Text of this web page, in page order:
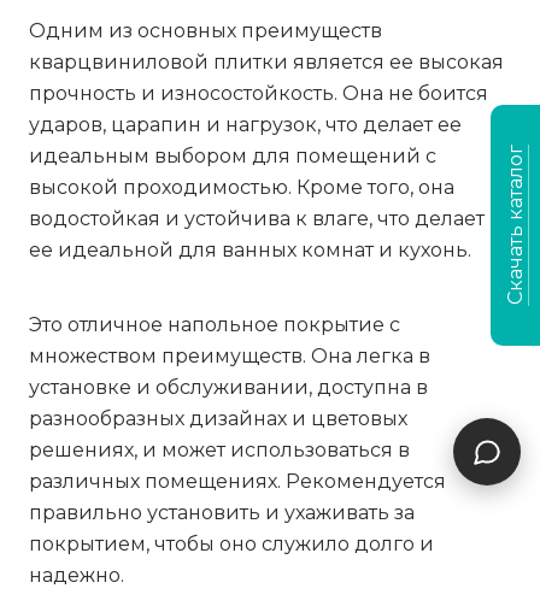
Одним из основных преимуществ
кварцвиниловой плитки является ее высокая
прочность и износостойкость. Она не боится
ударов, царапин и нагрузок, что делает ее
идеальным выбором для помещений с
высокой проходимостью. Кроме того, она
водостойкая и устойчива к влаге, что делает
ее идеальной для ванных комнат и кухонь.
Это отличное напольное покрытие с
множеством преимуществ. Она легка в
установке и обслуживании, доступна в
разнообразных дизайнах и цветовых
решениях, и может использоваться в
различных помещениях. Рекомендуется
правильно установить и ухаживать за
покрытием, чтобы оно служило долго и
надежно.
Скачать каталог